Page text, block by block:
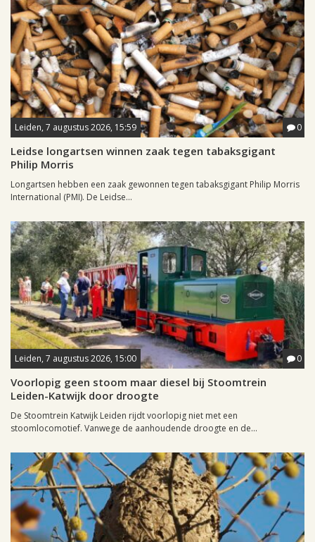
Leiden, 7 augustus 2026, 15:59 0
Leidse longartsen winnen zaak tegen tabaksgigant
Philip Morris
Longartsen hebben een zaak gewonnen tegen tabaksgigant Philip Morris
International (PMI). De Leidse...
Leiden, 7 augustus 2026, 15:00 0
Voorlopig geen stoom maar diesel bij Stoomtrein
Leiden-Katwijk door droogte
De Stoomtrein Katwijk Leiden rijdt voorlopig niet met een
stoomlocomotief. Vanwege de aanhoudende droogte en de...